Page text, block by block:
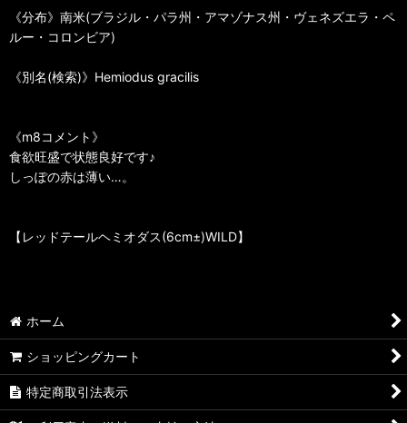
《分布》南米(ブラジル・パラ州・アマゾナス州・ヴェネズエラ・ペ
ルー・コロンビア)
《別名(検索)》Hemiodus gracilis
《m8コメント》
食欲旺盛で状態良好です♪
しっぽの赤は薄い…。
【レッドテールヘミオダス(6cm±)WILD】
ホーム
ショッピングカート
特定商取引法表示